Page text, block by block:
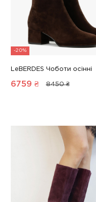
-20%
LeBERDES Чоботи осінні
6759 ₴ 8450 ₴